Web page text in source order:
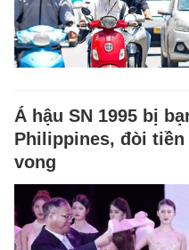
Á hậu SN 1995 bị
Philippines, đòi
vong